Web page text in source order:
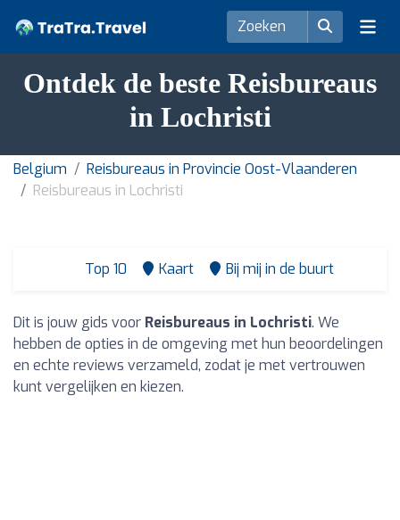
Ontdek de beste Reisbureaus
in Lochristi
Belgium
Reisbureaus in Provincie Oost-Vlaanderen
Reisbureaus in Lochristi
Top 10 Kaart Bij mij in de buurt
Dit is jouw gids voor Reisbureaus in Lochristi. We
hebben de opties in de omgeving met hun beoordelingen
en echte reviews verzameld, zodat je met vertrouwen
kunt vergelijken en kiezen.